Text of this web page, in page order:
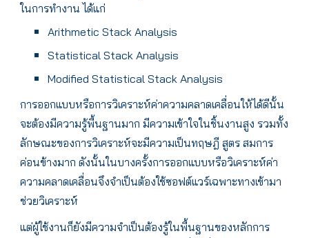
ในการทำงาน ได้แก่
Arithmetic Stack Analysis
Statistical Stack Analysis
Modified Statistical Stack Analysis
การออกแบบหรือการวิเคราะห์ค่าความคลาดเคลื่อนให้ได้ดีนั้น
จะต้องมีความรู้พื้นฐานมาก มีความเข้าใจในชิ้นงานสูง รวมทั้ง
ลักษณะของการวิเคราะห์จะมีความเป็นทฤษฎี สูตร สมการ
ค่อนข้างมาก ดังนั้นในบางครั้งการออกแบบหรือวิเคราะห์ค่า
ความคลาดเคลื่อนจึงจำเป็นต้องใช้ซอฟต์แวร์เฉพาะทางเข้ามา
ช่วยวิเคราะห์
แต่ผู้ใช้งานก็ยังมีความจำเป็นต้องรู้ในพื้นฐานของหลักการ